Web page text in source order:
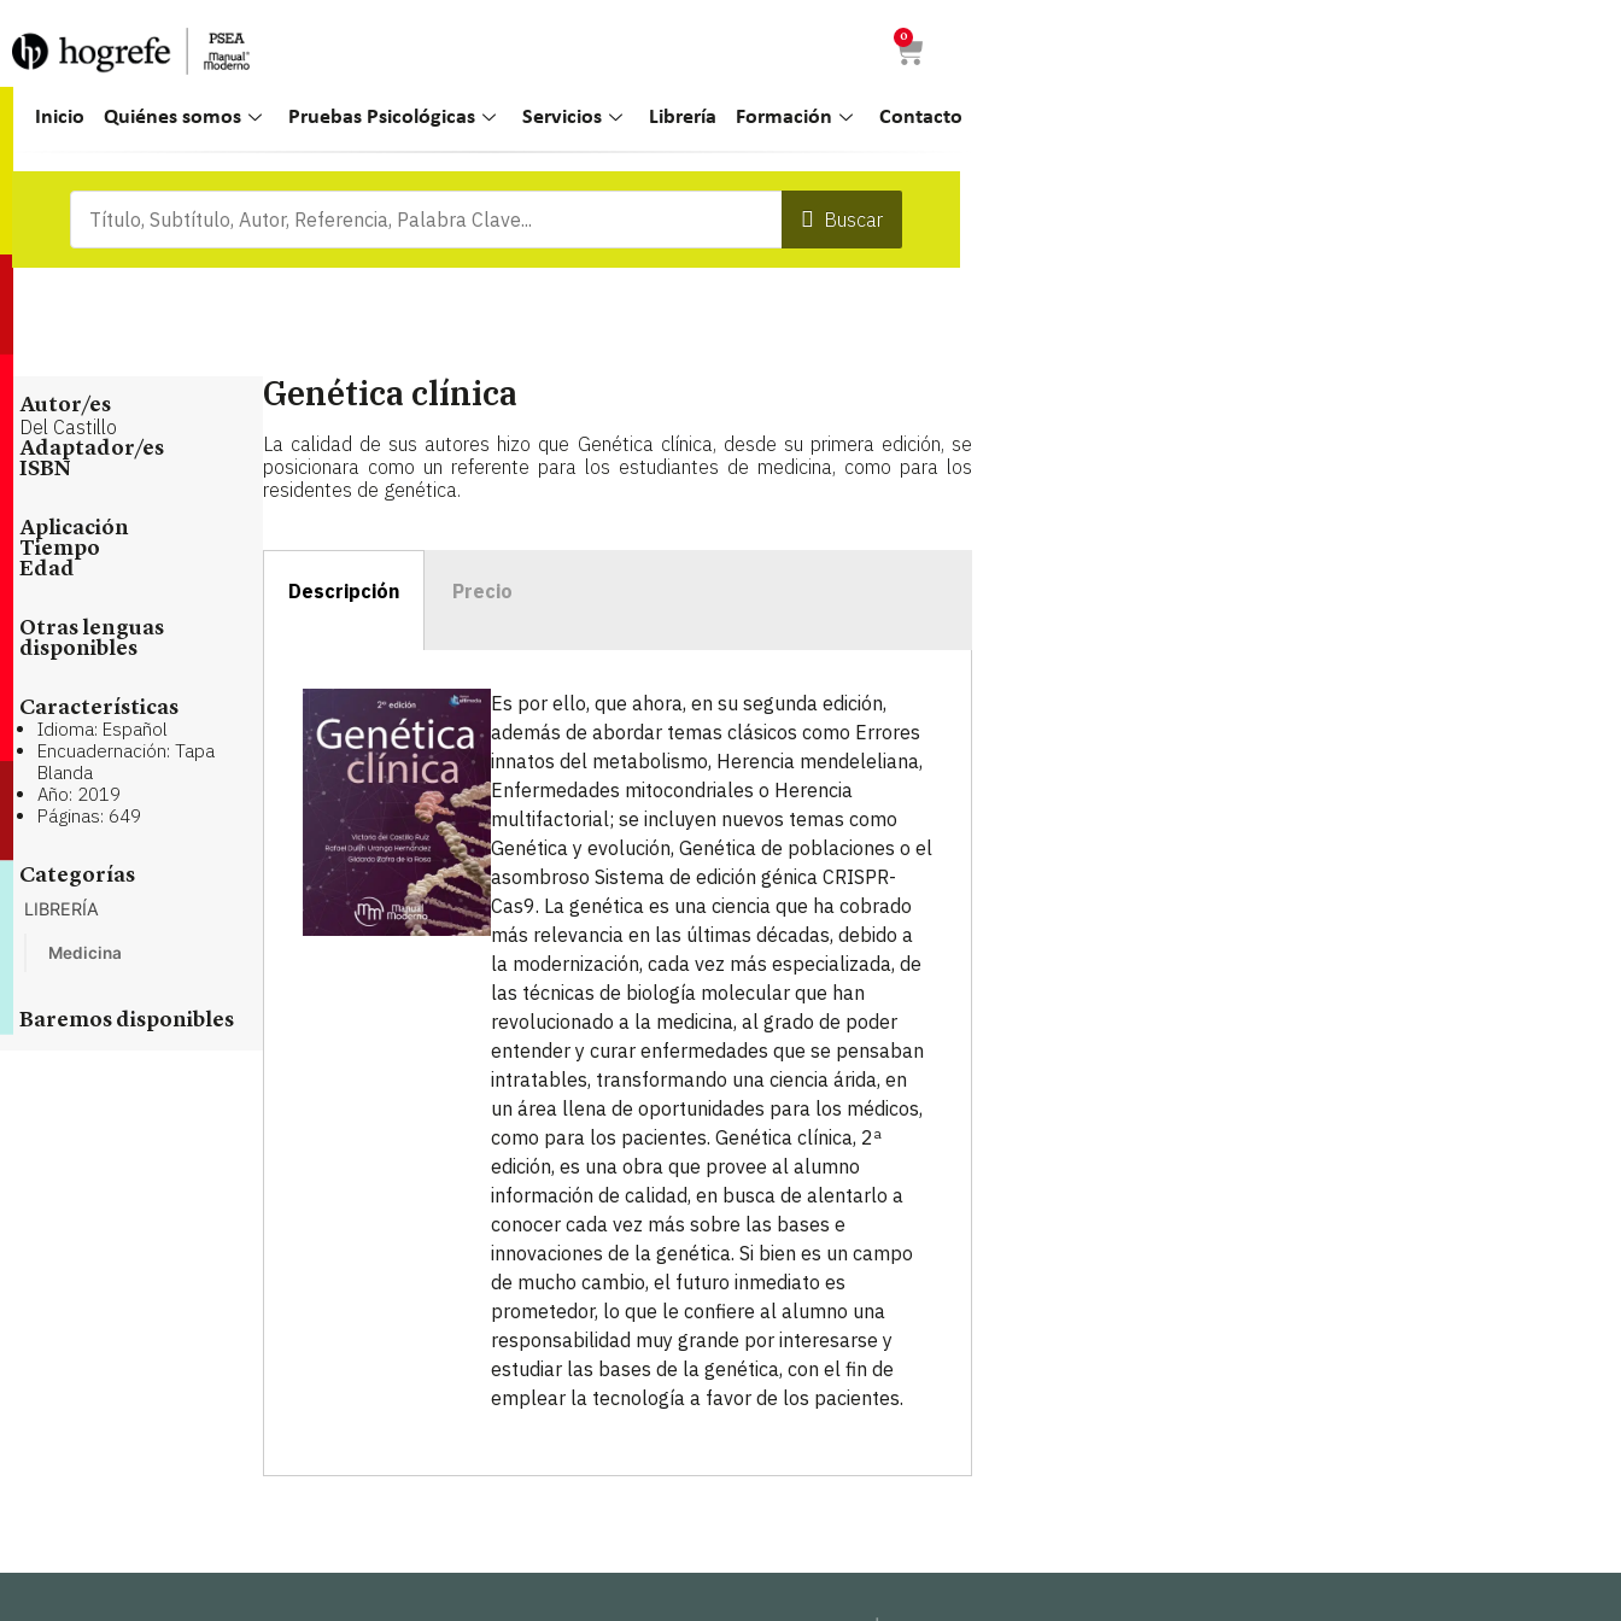
0
Inicio Quiénes somos Pruebas Psicológicas Servicios Librería Formación Contacto
Buscar
Autor/es
Del Castillo
Adaptador/es
ISBN
Aplicación
Tiempo
Edad
Otras lenguas
disponibles
Características
Idioma: Español
Encuadernación: Tapa
Blanda
Año: 2019
Páginas: 649
Categorías
LIBRERÍA
Medicina
Baremos disponibles
Genética clínica
La calidad de sus autores hizo que Genética clínica, desde su primera edición, se
posicionara como un referente para los estudiantes de medicina, como para los
residentes de genética.
Descripción Precio
Es por ello, que ahora, en su segunda edición,
además de abordar temas clásicos como Errores
innatos del metabolismo, Herencia mendeleliana,
Enfermedades mitocondriales o Herencia
multifactorial; se incluyen nuevos temas como
Genética y evolución, Genética de poblaciones o el
asombroso Sistema de edición génica CRISPR-
Cas9. La genética es una ciencia que ha cobrado
más relevancia en las últimas décadas, debido a
la modernización, cada vez más especializada, de
las técnicas de biología molecular que han
revolucionado a la medicina, al grado de poder
entender y curar enfermedades que se pensaban
intratables, transformando una ciencia árida, en
un área llena de oportunidades para los médicos,
como para los pacientes. Genética clínica, 2ª
edición, es una obra que provee al alumno
información de calidad, en busca de alentarlo a
conocer cada vez más sobre las bases e
innovaciones de la genética. Si bien es un campo
de mucho cambio, el futuro inmediato es
prometedor, lo que le confiere al alumno una
responsabilidad muy grande por interesarse y
estudiar las bases de la genética, con el fin de
emplear la tecnología a favor de los pacientes.